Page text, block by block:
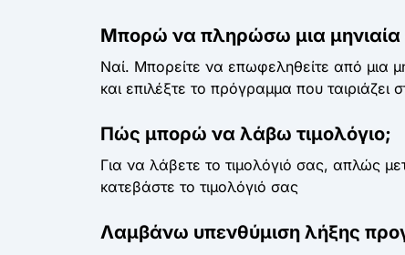
Μπορώ να πληρώσω μια μηνιαία
Ναί. Μπορείτε να επωφεληθείτε από μια
και επιλέξτε το πρόγραμμα που ταιριάζει
Πώς μπορώ να λάβω τιμολόγιο;
Για να λάβετε το τιμολόγιό σας, απλώς
κατεβάστε το τιμολόγιό σας
Λαμβάνω υπενθύμιση λήξης